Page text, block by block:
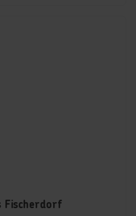
Fischerdorf